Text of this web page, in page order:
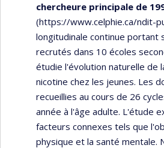
chercheure principale de
(https://www.celphie.ca/ndit-
longitudinale continue portant
recrutés dans 10 écoles
étudie l'évolution naturelle de
nicotine chez les jeunes. Les
recueillies au cours de 26
année à l'âge adulte. L'étude
facteurs connexes tels que
physique et la santé mentale.